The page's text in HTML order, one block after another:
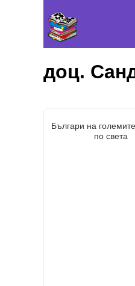
доц.
Българи на
по света